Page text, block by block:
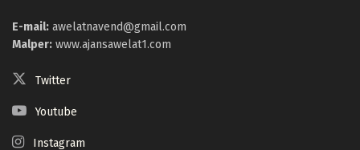
E-mail: awelatnavend@gmail.com
Malper: www.ajansawelat1.com
Twitter
Youtube
Instagram